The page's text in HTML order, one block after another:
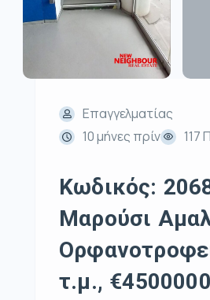
Επαγγελματίας
10 μήνες πρίν
117
Κωδικός:
Μαρούσι
τ.μ., €4500000